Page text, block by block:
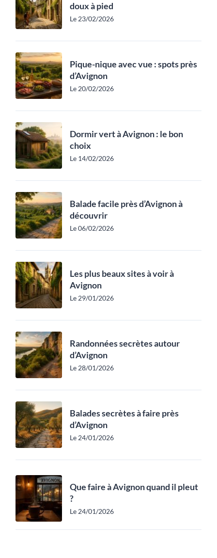
doux à pied
Le 23/02/2026
Pique-nique avec vue : spots près
d’Avignon
Le 20/02/2026
Dormir vert à Avignon : le bon
choix
Le 14/02/2026
Balade facile près d’Avignon à
découvrir
Le 06/02/2026
Les plus beaux sites à voir à
Avignon
Le 29/01/2026
Randonnées secrètes autour
d’Avignon
Le 28/01/2026
Balades secrètes à faire près
d’Avignon
Le 24/01/2026
Que faire à Avignon quand il pleut
?
Le 24/01/2026